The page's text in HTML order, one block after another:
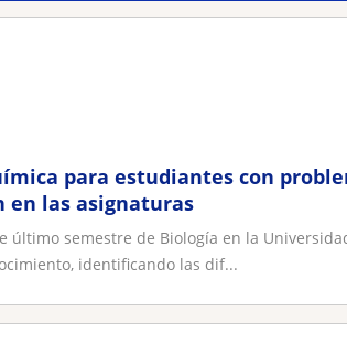
para estudiantes con
en las asignaturas
último semestre de Biología en la
identificando las dif...